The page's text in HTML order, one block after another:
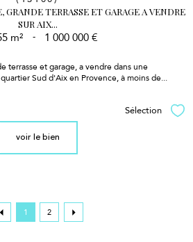
TERRASSE ET GARAGE A VENDRE
SUR AIX...
m² - 1 000 000 €
terrasse et garage, a vendre dans une
Sud d'Aix en Provence, à moins de...
Sélection
voir le bien
1 2